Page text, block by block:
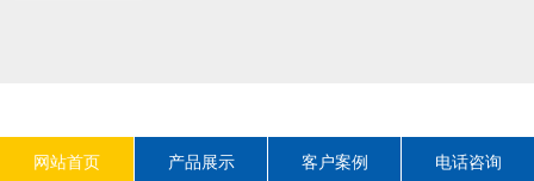
网站首页 产品展示 客户案例 电话咨询